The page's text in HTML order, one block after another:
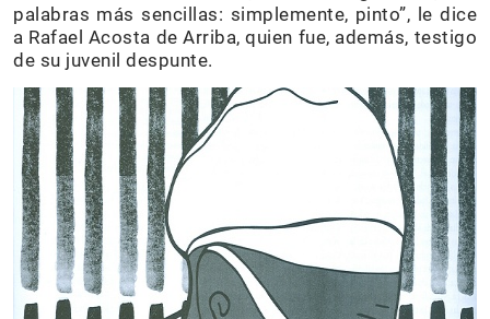
palabras más sencillas: simplemente, pinto”, le dice
a Rafael Acosta de Arriba, quien fue, además, testigo
de su juvenil despunte.